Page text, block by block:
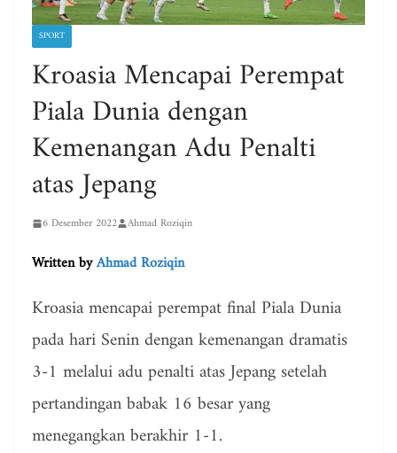
SPORT
Kroasia Mencapai Perempat
Piala Dunia dengan
Kemenangan Adu Penalti
atas Jepang
6 Desember 2022 Ahmad Roziqin
Written byAhmad Roziqin
Kroasia mencapai perempat final Piala Dunia
pada hari Senin dengan kemenangan dramatis
3-1 melalui adu penalti atas Jepang setelah
pertandingan babak 16 besar yang
menegangkan berakhir 1-1.